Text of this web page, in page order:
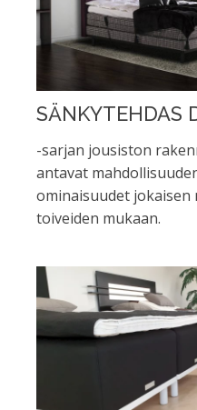
SÄNKYTEHDAS
-sarjan jousiston
antavat
ominaisuudet jokaisen
toiveiden mukaan.